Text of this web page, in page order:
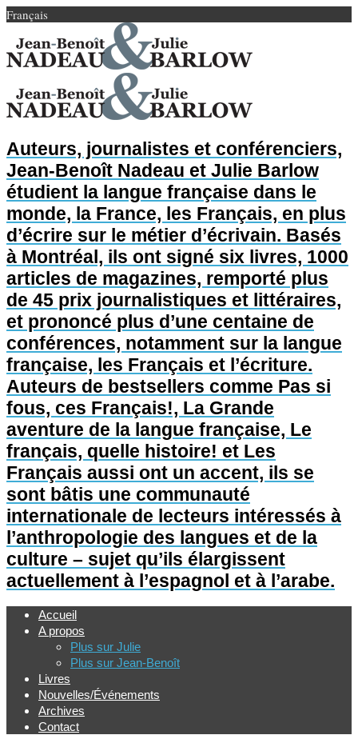
Français
Auteurs, journalistes et conférenciers,
Jean-Benoît Nadeau et Julie Barlow
étudient la langue française dans le
monde, la France, les Français, en plus
d’écrire sur le métier d’écrivain. Basés
à Montréal, ils ont signé six livres, 1000
articles de magazines, remporté plus
de 45 prix journalistiques et littéraires,
et prononcé plus d’une centaine de
conférences, notamment sur la langue
française, les Français et l’écriture.
Auteurs de bestsellers comme Pas si
fous, ces Français!, La Grande
aventure de la langue française, Le
français, quelle histoire! et Les
Français aussi ont un accent, ils se
sont bâtis une communauté
internationale de lecteurs intéressés à
l’anthropologie des langues et de la
culture – sujet qu’ils élargissent
actuellement à l’espagnol et à l’arabe.
Accueil
A propos
Plus sur Julie
Plus sur Jean-Benoît
Livres
Nouvelles/Événements
Archives
Contact